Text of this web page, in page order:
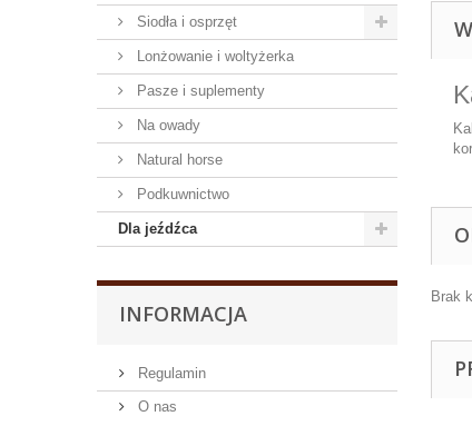
Siodła i osprzęt
Lonżowanie i woltyżerka
Pasze i suplementy
Na owady
Natural horse
Podkuwnictwo
Dla jeźdźca
INFORMACJA
Regulamin
O nas
Brak